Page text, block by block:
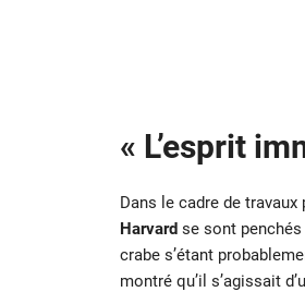
« L’esprit
Dans le cadre de
Harvard se sont penchés
crabe s’étant
montré qu’il s’agissait